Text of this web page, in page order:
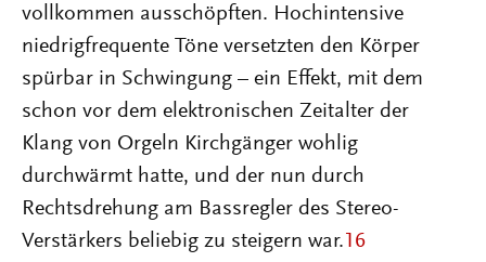
vollkommen ausschöpften. Hochintensive
niedrigfrequente Töne versetzten den Körper
spürbar in Schwingung – ein Effekt, mit dem
schon vor dem elektronischen Zeitalter der
Klang von Orgeln Kirchgänger wohlig
durchwärmt hatte, und der nun durch
Rechtsdrehung am Bassregler des Stereo-
Verstärkers beliebig zu steigern war. 16